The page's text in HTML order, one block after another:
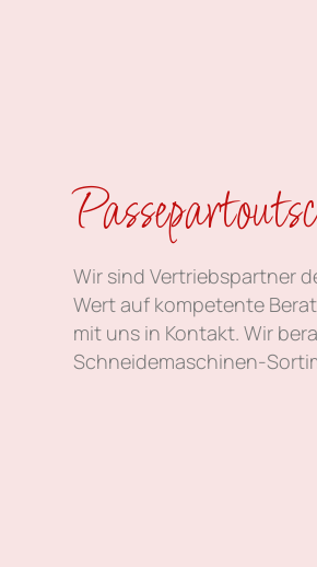
Wir sind Vertriebspartner
Wert auf kompetente
mit uns in Kontakt. Wir
Schneidemaschinen-